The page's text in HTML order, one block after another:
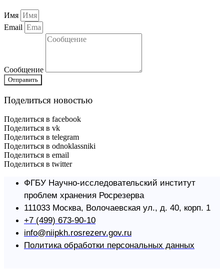
Имя
Email
Сообщение
Отправить
Поделиться новостью
Поделиться в facebook
Поделиться в vk
Поделиться в telegram
Поделиться в odnoklassniki
Поделиться в email
Поделиться в twitter
ФГБУ Научно-исследовательский институт
проблем хранения Росрезерва​
111033 Москва, Волочаевская ул., д. 40, корп. 1
+7 (499) 673-90-10
info@niipkh.rosrezerv.gov.ru
Политика обработки персональных данных